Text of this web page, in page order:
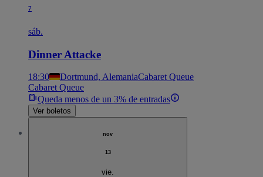
7
sáb.
Dinner Attacke
18:30 Dortmund, AlemaniaCabaret Queue
Cabaret Queue
Queda menos de un 3% de entradas
Ver boletos
nov
13
vie.